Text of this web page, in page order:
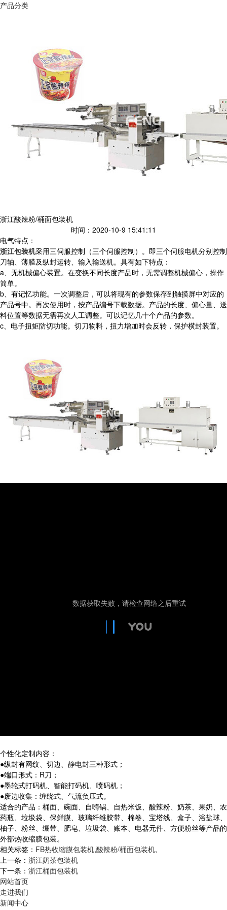
产品分类
浙江酸辣粉/桶面包装机
时间：2020-10-9 15:41:11
电气特点：
浙江包装机采用三伺服控制（三个伺服控制）。即三个伺服电机分别控制
刀轴、薄膜及纵封运转、输入输送机。具有如下特点：
a、无机械偏心装置。在变换不同长度产品时，无需调整机械偏心，操作
简单。
b、有记忆功能。一次调整后，可以将现有的参数保存到触摸屏中对应的
产品号中。再次使用时，按产品编号下载数据。产品的长度、偏心量、送
料位置等数据无需再次人工调整。可以记忆几十个产品的参数。
c、电子扭矩防切功能。切刀物料，扭力增加时会反转，保护横封装置。
个性化定制内容：
●纵封有网纹、切边、静电封三种形式；
●端口形式： R刀；
●墨轮式打码机、智能打码机、喷码机；
●废边收集：缠绕式、气流负压式。
适合的产品：桶面、碗面、自嗨锅、自热米饭、酸辣粉、奶茶、果奶、农
药瓶、垃圾袋、保鲜膜、玻璃纤维胶带、棉卷、宝塔线、盒子、浴盐球、
柚子、粉丝、绷带、肥皂、垃圾袋、账本、电器元件、方便粉丝等产品的
外部热收缩膜包装。
相关标签： FB热收缩膜包装机,酸辣粉/桶面包装机,
上一条： 浙江奶茶包装机
下一条： 浙江桶面包装机
网站首页
走进我们
新闻中心